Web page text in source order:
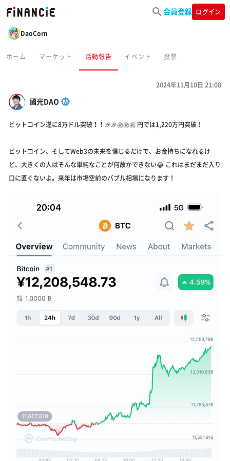
会員登録 ログイン
DaoCorn
ホーム マーケット 活動報告 イベント 投票
國光DAO
2024年11月10日 21:08
ビットコイン遂に8万ドル突破！！🎉🎉㊗️㊗️㊗️ 円では1,220万円突破！
ビットコイン、そしてWeb3の未来を信じるだけで、お金持ちになれるけ
ど、大きくの人はそんな単純なことが何故かできない😂 これはまだまだ入り
口に直ぐないよ。来年は市場空前のバブル相場になります！